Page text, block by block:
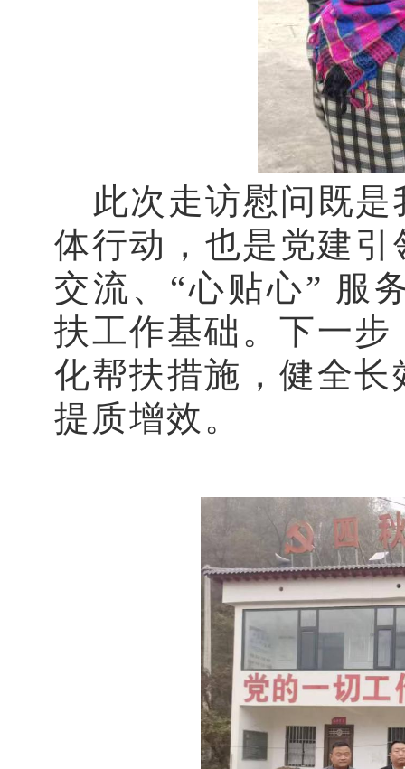
此次走访慰问既
体行动，也是党建
交流、“心贴心” 服
扶工作基础。下一
化帮扶措施，健全
提质增效。